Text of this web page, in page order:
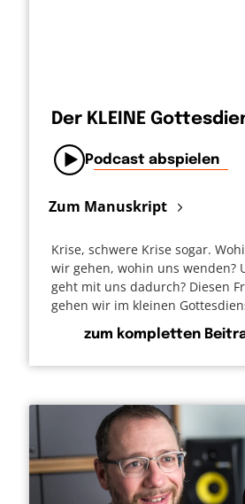
Der KLEINE
Podcast abspielen
Zum Manuskript
Krise, schwere Krise sogar.
wir gehen, wohin uns wenden?
geht mit uns dadurch? Diesen
gehen wir im kleinen
zum kompletten